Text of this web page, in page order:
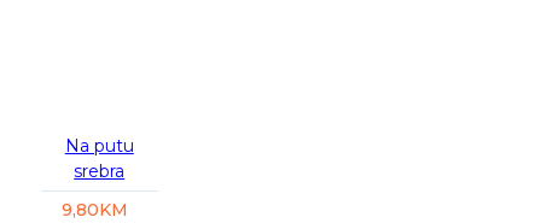
Na putu
srebra
9,80KM